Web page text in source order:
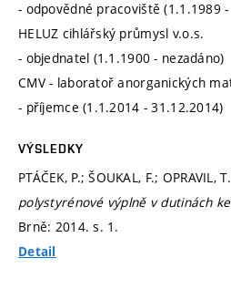
- odpovědné pracoviště (1.1.1989
HELUZ cihlářský průmysl v.o.s.
- objednatel (1.1.1900 - nezadáno)
CMV - laboratoř anorganických
- příjemce (1.1.2014 - 31.12.2014)
VÝSLEDKY
PTÁČEK, P.; ŠOUKAL, F.; OPRAVIL, T.
polystyrénové výplně v dutinách
Brně: 2014.s. 1.
Detail